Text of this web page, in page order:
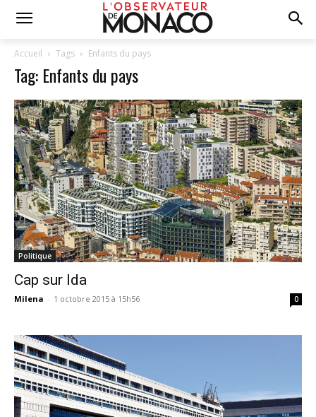
Accueil Tags Enfants du pays
Tag: Enfants du pays
Politique
Cap sur Ida
Milena - 1 octobre 2015 à 15h56 0